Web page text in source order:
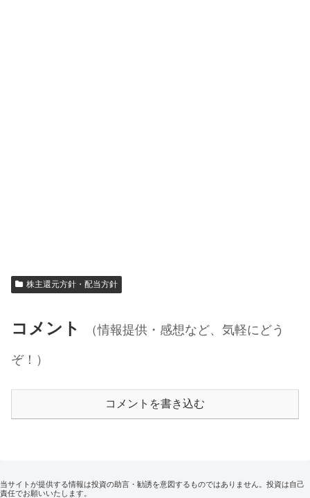
株主還元方針・配当方針
コメント
（情報提供・感想など、気軽にどう
ぞ！）
コメントを書き込む
当サイトが提供する情報は投資の助言・勧誘を意図するものではありません。投資は自己
責任でお願いいたします。